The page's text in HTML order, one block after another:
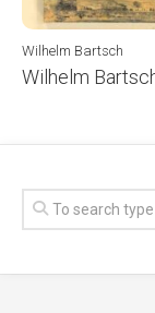
Wilhelm Bartsch
Wilhelm